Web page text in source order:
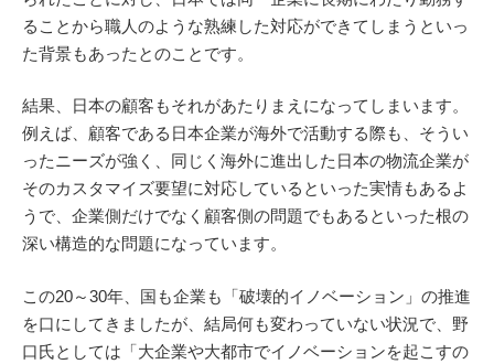
ることから職人のような熟練した対応ができてしまうといっ
た背景もあったとのことです。
結果、日本の顧客もそれがあたりまえになってしまいます。
例えば、顧客である日本企業が海外で活動する際も、そうい
ったニーズが強く、同じく海外に進出した日本の物流企業が
そのカスタマイズ要望に対応しているといった実情もあるよ
うで、企業側だけでなく顧客側の問題でもあるといった根の
深い構造的な問題になっています。
この20～30年、国も企業も「破壊的イノベーション」の推進
を口にしてきましたが、結局何も変わっていない状況で、野
口氏としては「大企業や大都市でイノベーションを起こすの